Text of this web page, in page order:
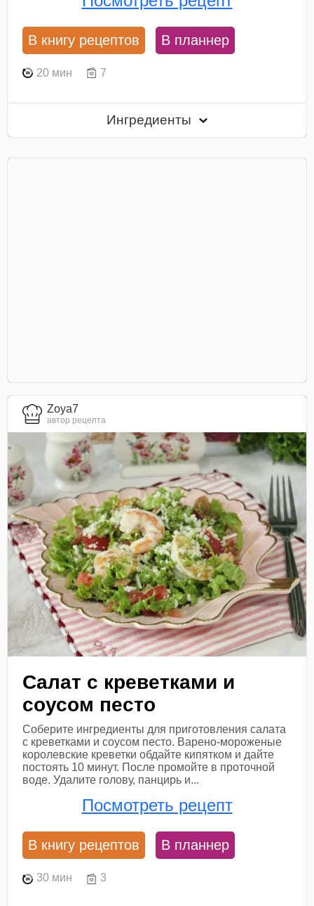
В книгу рецептов В планнер
20 мин 7
Ингредиенты
Zoya7
автор рецепта
Салат с креветками и
соусом песто
Соберите ингредиенты для приготовления салата
с креветками и соусом песто. Варено-мороженые
королевские креветки обдайте кипятком и дайте
постоять 10 минут. После промойте в проточной
воде. Удалите голову, панцирь и...
Посмотреть рецепт
В книгу рецептов В планнер
30 мин 3